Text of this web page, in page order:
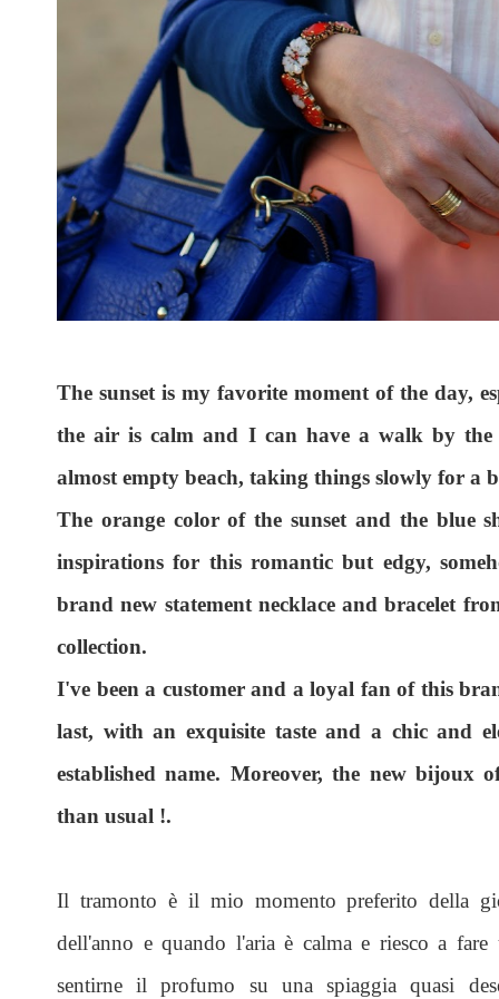
The sunset is my favorite moment of the day,
the air is calm and I can have a walk by the
almost empty beach, taking things slowly for a
The orange color of the sunset and the blue
inspirations for this romantic but edgy,
brand new statement necklace and bracelet
collection.
I've been a customer and a loyal fan of this
last, with an exquisite taste and a chic and
established name. Moreover, the new bijoux
than usual !.
Il tramonto è il mio momento preferito della
dell'anno e quando l'aria è calma e riesco a
sentirne il profumo su una spiaggia quasi